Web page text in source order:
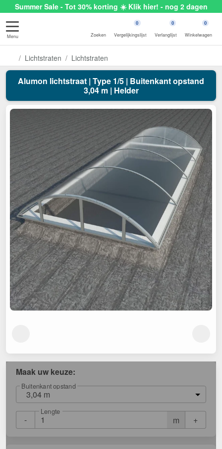
Summer Sale - Tot 30% korting ☀️ Klik hier! - nog 2 dagen
Menu Zoeken
0
Vergelijkingslijst
0
Verlanglijst
0
Winkelwagen
Lichtstraten Lichtstraten
Alumon lichtstraat | Type 1/5 | Buitenkant opstand
3,04 m | Helder
Maak uw keuze:
Buitenkant opstand
3,04 m
- m
Lengte
+